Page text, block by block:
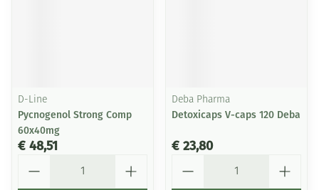
D-Line
Pycnogenol Strong Comp
60x40mg
€ 48,51
Deba Pharma
Detoxicaps V-caps 120 Deba
€ 23,80